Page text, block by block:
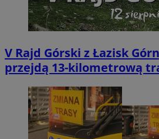
V Rajd Górski z Łazisk
przejdą 13-kilometrową